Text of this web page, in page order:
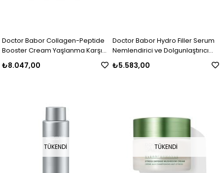
Doctor Babor Collagen-Peptide
Booster Cream Yaşlanma Karşıtı
Bakım Kremi 50 ml
₺8.047,00
Doctor Babor Hydro Filler Serum
Nemlendirici ve Dolgunlaştırıcı
Etkili Serum 30 ml
₺5.583,00
TÜKENDI TÜKENDI